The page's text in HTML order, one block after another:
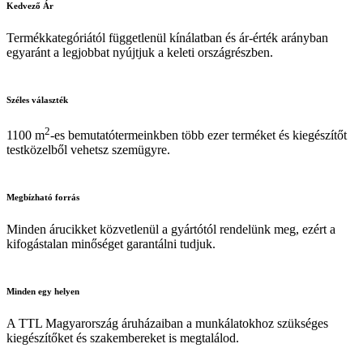
Kedvező Ár
Termékkategóriától függetlenül kínálatban és ár-érték arányban
egyaránt a legjobbat nyújtjuk a keleti országrészben.
Széles választék
1100 m2-es bemutatótermeinkben több ezer terméket és kiegészítőt
testközelből vehetsz szemügyre.
Megbízható forrás
Minden árucikket közvetlenül a gyártótól rendelünk meg, ezért a
kifogástalan minőséget garantálni tudjuk.
Minden egy helyen
A TTL Magyarország áruházaiban a munkálatokhoz szükséges
kiegészítőket és szakembereket is megtalálod.